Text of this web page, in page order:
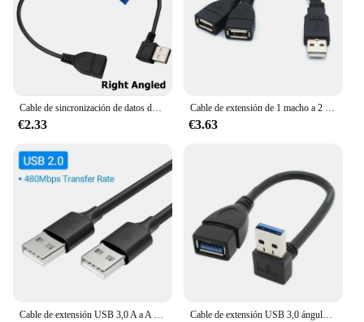
Cable de sincronización de datos de carga de extensión USB macho a hembra de 90 grados con interruptor de encendido y apagado indicador LED para lámpara LED de PC Raspberry Pi
€2.33
Cable de extensión de 1 macho a 2 hembra, divisor USB 2,0, Cable Y, convertidor adaptador de corriente para PC, carga de transmisión de datos de coche
€3.63
Cable de extensión USB 3,0 A a A macho, Cable USB de doble extremo para disco duro, reproductor de DVD, enfriador de ordenador portátil, transmisión de datos de alta velocidad Cable de extensión USB 3,0 ángulo derecho/izquierdo/arriba/abajo de 90 grados Cable adaptador macho a hembra Cables USB Cable de extensión